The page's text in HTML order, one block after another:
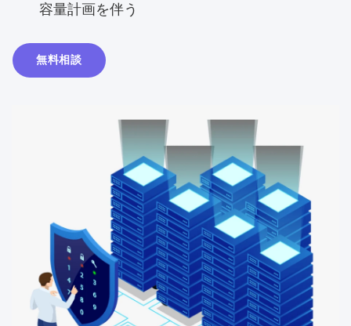
容量計画を伴う
無料相談